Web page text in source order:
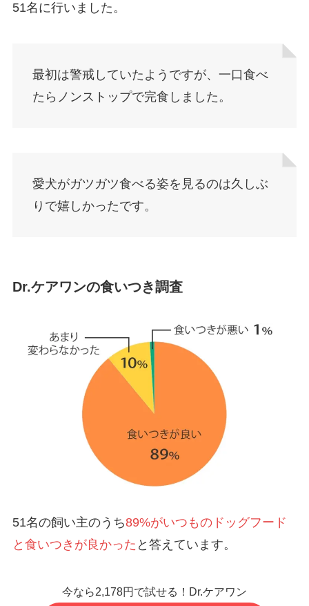
51名に行いました。
最初は警戒していたようですが、一口食べ
たらノンストップで完食しました。
愛犬がガツガツ食べる姿を見るのは久しぶ
りで嬉しかったです。
Dr.ケアワンの食いつき調査
51名の飼い主のうち89%がいつものドッグフード
と食いつきが良かった と答えています。
今なら2,178円で試せる！Dr.ケアワン